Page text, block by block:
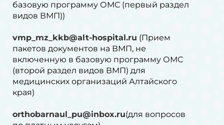
базовую программу ОМС (первый раздел
видов ВМП))
vmp_mz_kkb@alt-hospital.ru (Прием
пакетов документов на ВМП, не
включенную в базовую программу ОМС
(второй раздел видов ВМП) для
медицинских организаций Алтайского
края)
orthobarnaul_pu@inbox.ru(для вопросов